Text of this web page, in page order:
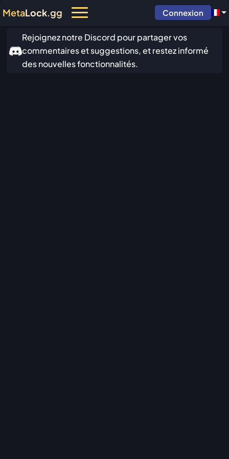
MetaLock.gg Connexion
Rejoignez notre Discord pour partager vos
commentaires et suggestions, et restez informé
des nouvelles fonctionnalités.